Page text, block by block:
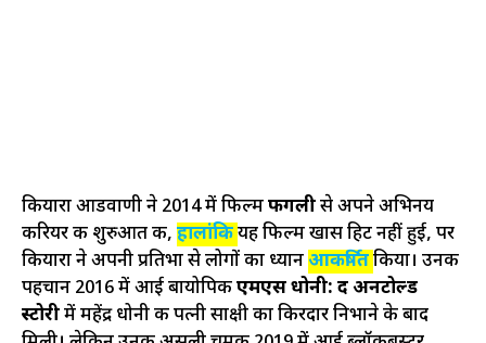
कियारा आडवाणी ने 2014 में फिल्मफगलीसे अपने अभिनय
करियर की शुरुआत की, हालांकियह फिल्म खास हिट नहीं हुई, पर
कियारा ने अपनी प्रतिभा से लोगों का ध्यानआकर्षितकिया। उनकी
पहचान 2016 में आई बायोपिकएमएस धोनी: द अनटोल्ड
स्टोरीमें महेंद्र धोनी की पत्नी साक्षी का किरदार निभाने के बाद